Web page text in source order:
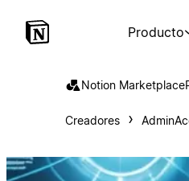
Producto
Notion Marketplace
Creadores